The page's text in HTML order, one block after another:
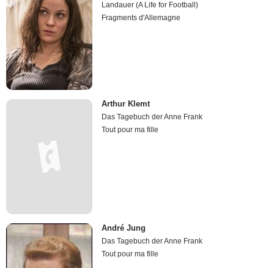
Landauer (A Life for Football)
Fragments d'Allemagne
Arthur Klemt
Das Tagebuch der Anne Frank
Tout pour ma fille
André Jung
Das Tagebuch der Anne Frank
Tout pour ma fille